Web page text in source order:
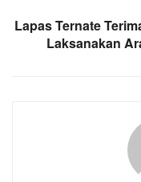
Lapas Ternate
Laksanakan